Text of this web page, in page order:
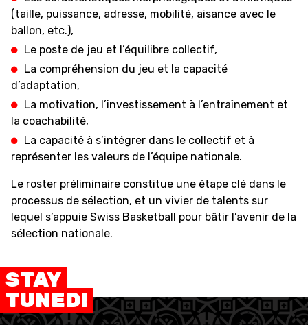
(taille, puissance, adresse, mobilité, aisance avec le
ballon, etc.),
Le poste de jeu et l’équilibre collectif,
La compréhension du jeu et la capacité
d’adaptation,
La motivation, l’investissement à l’entraînement et
la coachabilité,
La capacité à s’intégrer dans le collectif et à
représenter les valeurs de l’équipe nationale.
Le roster préliminaire constitue une étape clé dans le
processus de sélection, et un vivier de talents sur
lequel s’appuie Swiss Basketball pour bâtir l’avenir de la
sélection nationale.
STAY
TUNED!